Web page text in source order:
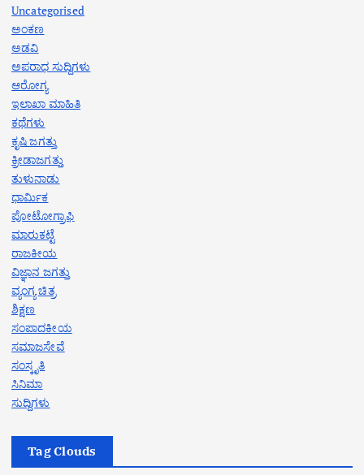
Uncategorised
ಅಂಕಣ
ಅಡವಿ
ಅಪರಾಧ ಸುದ್ದಿಗಳು
ಆರೋಗ್ಯ
ಇಲಾಖಾ ಮಾಹಿತಿ
ಕಥೆಗಳು
ಕೃಷಿ ಜಗತ್ತು
ಕ್ರೀಡಾಜಗತ್ತು
ತುಳುನಾಡು
ಧಾರ್ಮಿಕ
ಪೋಟೋಗ್ರಾಫಿ
ಮಾರುಕಟ್ಟೆ
ರಾಜಕೀಯ
ವಿಜ್ಞಾನ ಜಗತ್ತು
ವ್ಯಂಗ್ಯ ಚಿತ್ರ
ಶಿಕ್ಷಣ
ಸಂಪಾದಕೀಯ
ಸಮಾಜಸೇವೆ
ಸಂಸ್ಕೃತಿ
ಸಿನಿಮಾ
ಸುದ್ದಿಗಳು
Tag Clouds